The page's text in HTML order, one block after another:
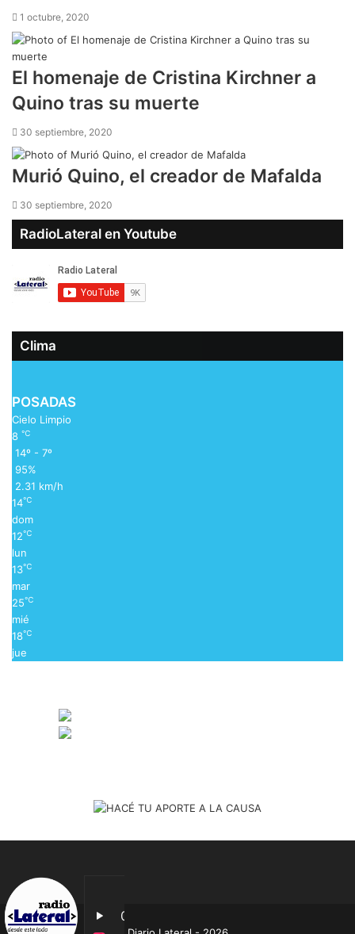
1 octubre, 2020
El homenaje de Cristina Kirchner a
Quino tras su muerte
30 septiembre, 2020
Murió Quino, el creador de Mafalda
30 septiembre, 2020
RadioLateral en Youtube
Clima
POSADAS
Cielo Limpio
8 ℃
14º - 7º
95%
2.31 km/h
14℃
dom
12℃
lun
13℃
mar
25℃
mié
18℃
jue